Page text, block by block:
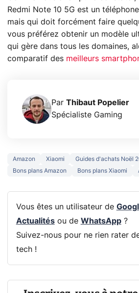
Redmi Note 10 5G est un
mais qui doit forcément faire
vous préférez obtenir un modèle
qui gère dans tous les domaines,
comparatif des meilleurs
Par Thibaut Popelier
Spécialiste Gaming
Amazon Xiaomi
Guides d'achats Noël
Bons plans Amazon
Bons plans Xiaomi
Vous êtes un utilisateur de
Actualitésou de WhatsApp?
Suivez-nous pour ne rien rater
tech !